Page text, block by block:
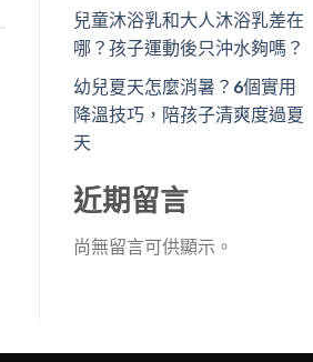
兒童沐浴乳和大人沐浴乳差在
哪？孩子運動後只沖水夠嗎？
幼兒夏天怎麼消暑？6個實用
降溫技巧，陪孩子清爽度過夏
天
近期留言
尚無留言可供顯示。